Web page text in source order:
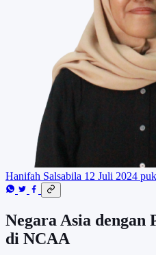
Hanifah Salsabila 12 Juli 2024
Negara Asia dengan
di NCAA